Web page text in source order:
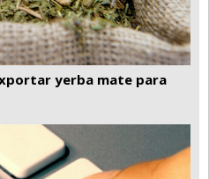
yerba mate para